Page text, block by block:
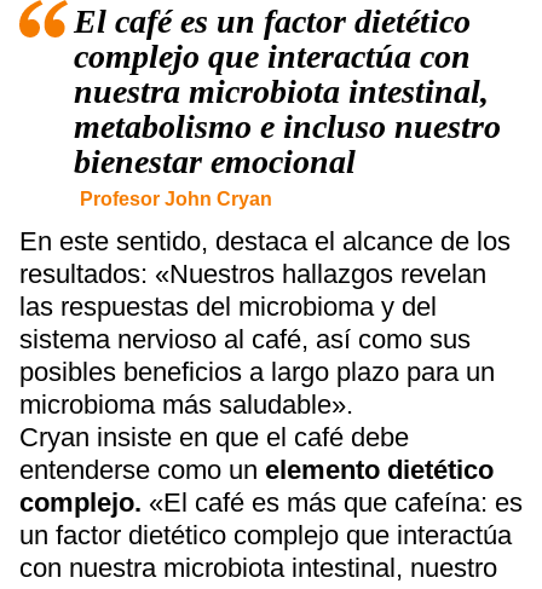
El café es un factor dietético
complejo que interactúa con
nuestra microbiota intestinal,
metabolismo e incluso nuestro
bienestar emocional
Profesor John Cryan
En este sentido, destaca el alcance de los
resultados: «Nuestros hallazgos revelan
las respuestas del microbioma y del
sistema nervioso al café, así como sus
posibles beneficios a largo plazo para un
microbioma más saludable».
Cryan insiste en que el café debe
entenderse como un elemento dietético
complejo. «El café es más que cafeína: es
un factor dietético complejo que interactúa
con nuestra microbiota intestinal, nuestro